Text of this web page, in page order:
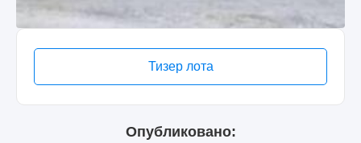
Тизер лота
Опубликовано: